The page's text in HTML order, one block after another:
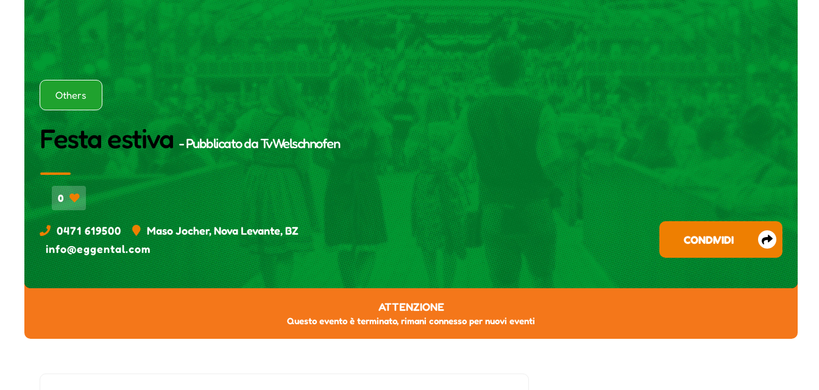
Others
Festa estiva- Pubblicato daTvWelschnofen
0
0471 619500
Maso Jocher, Nova Levante, BZ
info@eggental.com
CONDIVIDI
ATTENZIONE
Questo evento è terminato, rimani connesso per nuovi eventi